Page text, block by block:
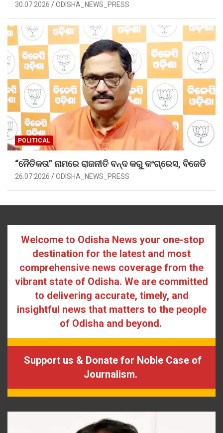
30.07.2026 ODISHA_NEWS_PRESS
POLITICAL
“ନୈତିକତା” ନାମରେ ରାଜନୀତି ବନ୍ଦ କରୁ କଂଗ୍ରେସ, ବିଜେଡି
26.07.2026 ODISHA_NEWS_PRESS
Welcome to Odisha News your one-stop
destination for the latest and most
comprehensive news coverage from the
vibrant state of Odisha. We are committed
to delivering accurate, timely, and
insightful news that matters to the people
of Odisha and beyond.
Support us & Donate for Noble Case of
Journalism.